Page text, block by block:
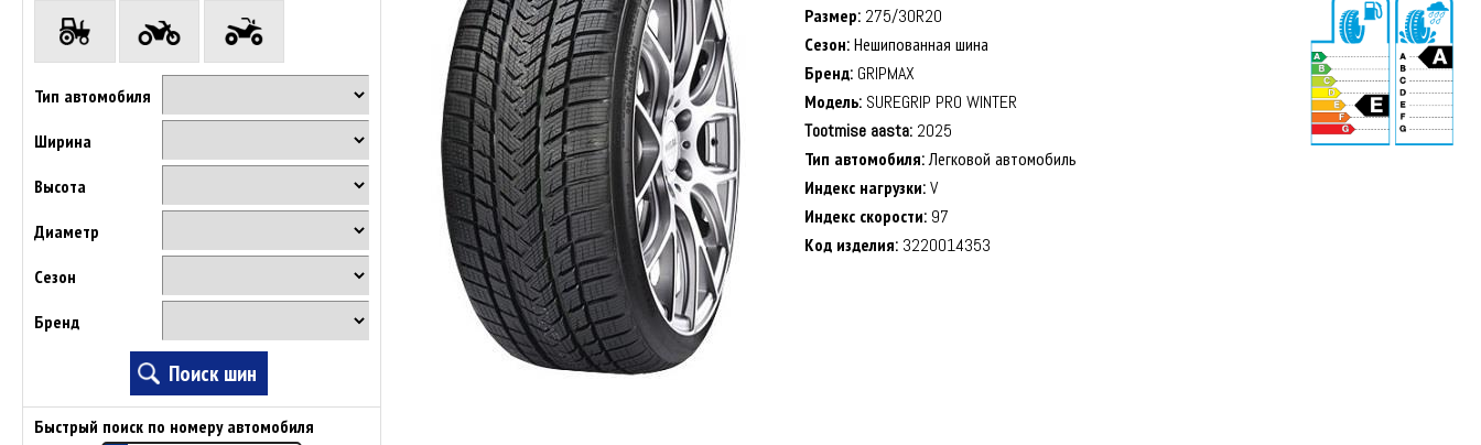
Тип автомобиля
Ширина
Высота
Диаметр
Сезон
Бренд
Быстрый поиск по номеру автомобиля
Размер: 275/30R20
Сезон:Нешипованная шина
Бренд: GRIPMAX
Модель: SUREGRIP PRO WINTER
Tootmise aasta: 2025
Тип автомобиля:Легковой автомобиль
Индекс нагрузки:V
Индекс скорости: 97
Код изделия: 3220014353